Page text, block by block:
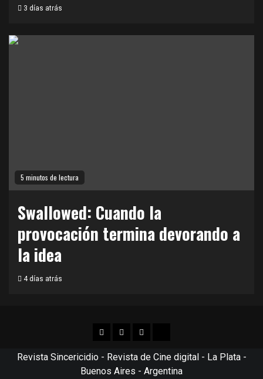
3 días atrás
5 minutos de lectura
Swallowed: Cuando la
provocación termina devorando a
la idea
4 días atrás
Facebook
TwitterInstagram
Revista Sincericidio - Revista de Cine digital - La Plata -
Buenos Aires - Argentina